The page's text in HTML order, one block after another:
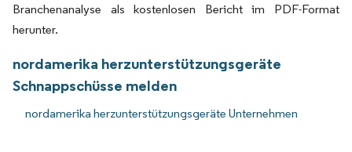
Branchenanalyse als kostenlosen Bericht im PDF-Format
herunter.
nordamerika herzunterstützungsgeräte
Schnappschüsse melden
nordamerika herzunterstützungsgeräte Unternehmen